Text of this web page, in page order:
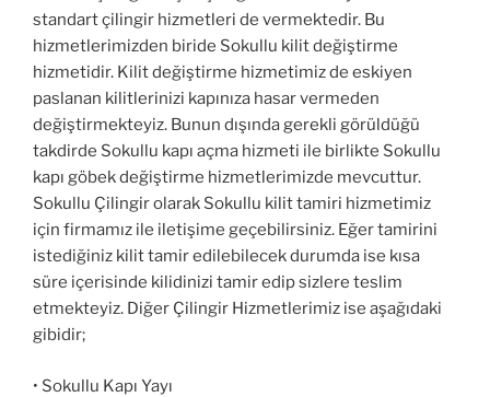
standart çilingir hizmetleri de vermektedir. Bu
hizmetlerimizden biride Sokullu kilit değiştirme
hizmetidir. Kilit değiştirme hizmetimiz de eskiyen
paslanan kilitlerinizi kapınıza hasar vermeden
değiştirmekteyiz. Bunun dışında gerekli görüldüğü
takdirde Sokullu kapı açma hizmeti ile birlikte Sokullu
kapı göbek değiştirme hizmetlerimizde mevcuttur.
Sokullu Çilingir olarak Sokullu kilit tamiri hizmetimiz
için firmamız ile iletişime geçebilirsiniz. Eğer tamirini
istediğiniz kilit tamir edilebilecek durumda ise kısa
süre içerisinde kilidinizi tamir edip sizlere teslim
etmekteyiz. Diğer Çilingir Hizmetlerimiz ise aşağıdaki
gibidir;
• Sokullu Kapı Yayı